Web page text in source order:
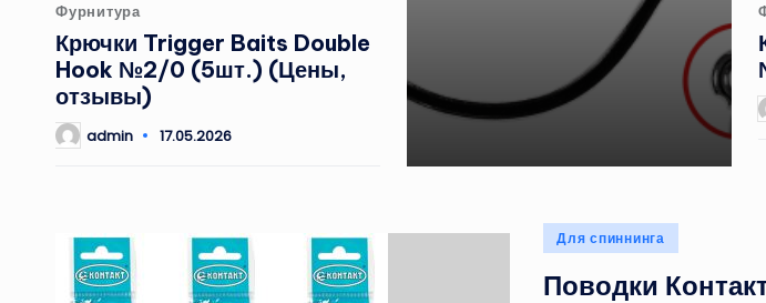
Опубликовано
в
Фурнитура
Крючки Trigger Baits Double
Hook №2/0 (5шт.) (Цены,
отзывы)
Записьadmin 17.05.2026
в
Опубликовано
Для спиннинга
Поводки